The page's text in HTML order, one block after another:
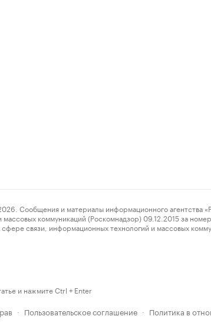
и материалы информационного агентства
коммуникаций (Роскомнадзор) 09.12.2015 за
связи, информационных технологий и массовых
и нажмите Ctrl + Enter
· Пользовательское соглашение · Политика в